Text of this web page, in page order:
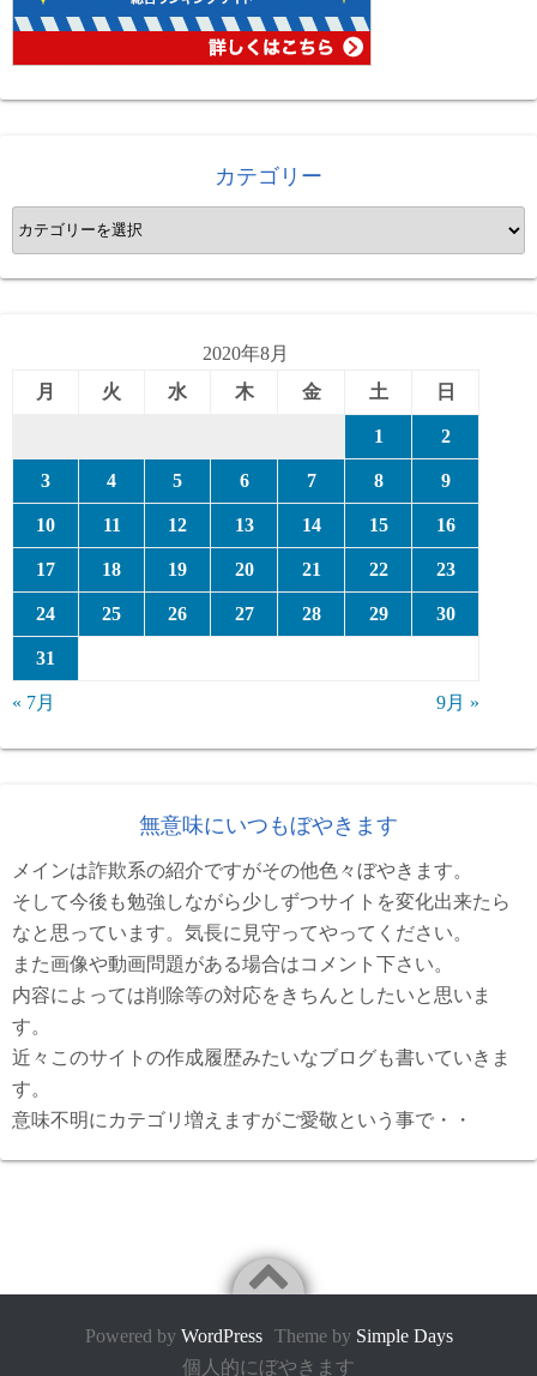
カテゴリー
カ
テ
ゴ
2020年8月
月
火 水 木 金 土 日
1 2
3 4 5 6 7 8 9
10 11 12 13 14 15 16
17 18 19 20 21 22 23
24 25 26 27 28 29 30
31
« 7月 9月 »
無意味にいつもぼやきます
メインは詐欺系の紹介ですがその他色々ぼやきます。
そして今後も勉強しながら少しずつサイトを変化出来たら
なと思っています。気長に見守ってやってください。
また画像や動画問題がある場合はコメント下さい。
内容によっては削除等の対応をきちんとしたいと思いま
す。
近々このサイトの作成履歴みたいなブログも書いていきま
す。
意味不明にカテゴリ増えますがご愛敬という事で・・
Powered by WordPress Theme by Simple Days
個人的にぼやきます